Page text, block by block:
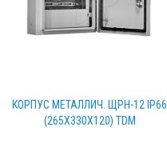
КОРПУС МЕТАЛЛИЧ. ЩРН-12 IP66
(265Х330Х120) TDM